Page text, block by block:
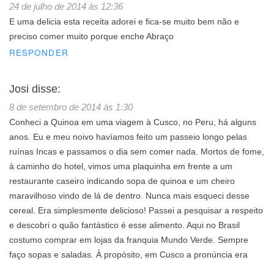
24 de julho de 2014 às 12:36
E uma delicia esta receita adorei e fica-se muito bem não e
preciso comer muito porque enche Abraço
RESPONDER
Josi disse:
8 de setembro de 2014 às 1:30
Conheci a Quinoa em uma viagem à Cusco, no Peru, há alguns
anos. Eu e meu noivo havíamos feito um passeio longo pelas
ruínas Incas e passamos o dia sem comer nada. Mortos de fome,
à caminho do hotel, vimos uma plaquinha em frente a um
restaurante caseiro indicando sopa de quinoa e um cheiro
maravilhoso vindo de lá de dentro. Nunca mais esqueci desse
cereal. Era simplesmente delicioso! Passei a pesquisar a respeito
e descobri o quão fantástico é esse alimento. Aqui no Brasil
costumo comprar em lojas da franquia Mundo Verde. Sempre
faço sopas e saladas. À propósito, em Cusco a pronúncia era